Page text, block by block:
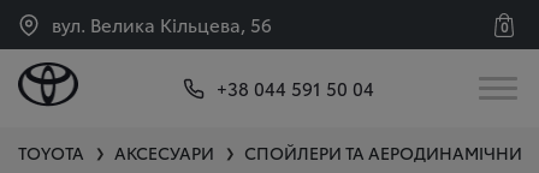
вул. Велика Кільцева, 56 0
+38 044 591 50 04
TOYOTA ❯ АКСЕСУАРИ ❯ СПОЙЛЕРИ ТА АЕРОДИНАМІЧНИЙ